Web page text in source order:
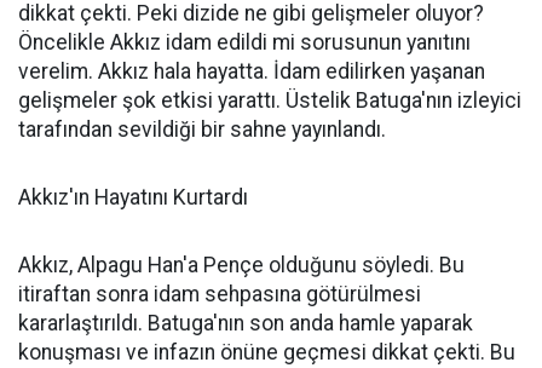
dikkat çekti. Peki dizide ne gibi gelişmeler oluyor?
Öncelikle Akkız idam edildi mi sorusunun yanıtını
verelim. Akkız hala hayatta. İdam edilirken yaşanan
gelişmeler şok etkisi yarattı. Üstelik Batuga'nın izleyici
tarafından sevildiği bir sahne yayınlandı.
Akkız'ın Hayatını Kurtardı
Akkız, Alpagu Han'a Pençe olduğunu söyledi. Bu
itiraftan sonra idam sehpasına götürülmesi
kararlaştırıldı. Batuga'nın son anda hamle yaparak
konuşması ve infazın önüne geçmesi dikkat çekti. Bu